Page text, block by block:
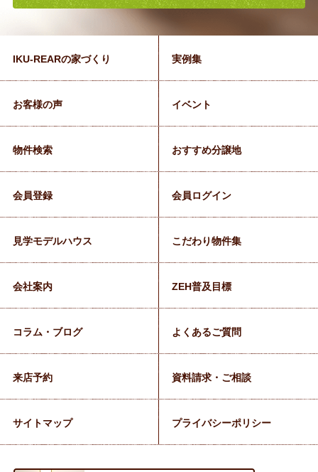
IKU-REARの家づくり 実例集
お客様の声 イベント
物件検索 おすすめ分譲地
会員登録 会員ログイン
見学モデルハウス こだわり物件集
会社案内 ZEH普及目標
コラム・ブログ よくあるご質問
来店予約 資料請求・ご相談
サイトマップ プライバシーポリシー